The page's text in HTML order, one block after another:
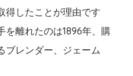
得したことが理由です
を離れたのは1896年、購
ブレンダー、ジェーム